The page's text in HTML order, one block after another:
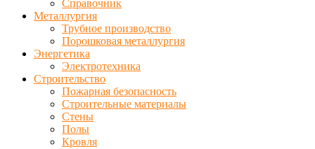
Справочник
Металлургия
Трубное производство
Порошковая металлургия
Энергетика
Электротехника
Строительство
Пожарная безопасность
Строительные материалы
Стены
Полы
Кровля